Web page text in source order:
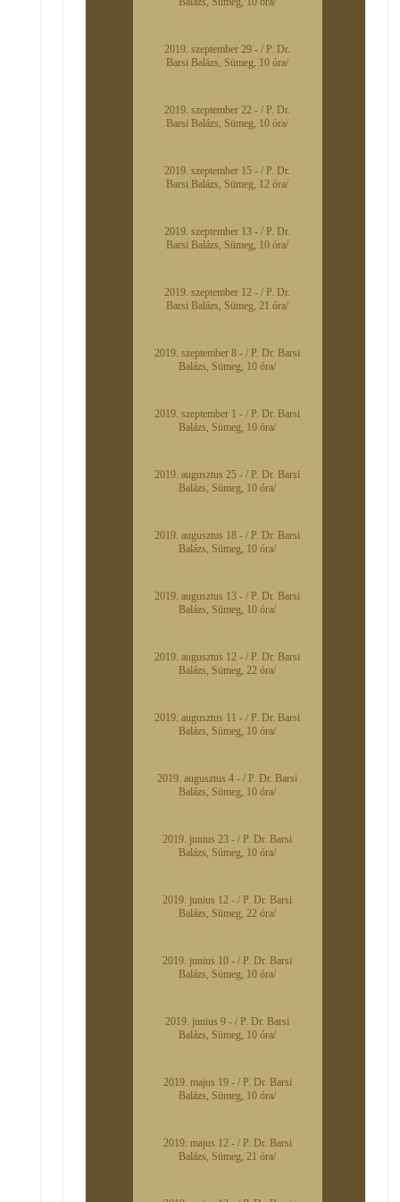
2019. szeptember 29 - / P. Dr.
Barsi Balázs, Sümeg, 10 óra/
2019. szeptember 22 - / P. Dr.
Barsi Balázs, Sümeg, 10 óra/
2019. szeptember 15 - / P. Dr.
Barsi Balázs, Sümeg, 12 óra/
2019. szeptember 13 - / P. Dr.
Barsi Balázs, Sümeg, 10 óra/
2019. szeptember 12 - / P. Dr.
Barsi Balázs, Sümeg, 21 óra/
2019. szeptember 8 - / P. Dr. Barsi
Balázs, Sümeg, 10 óra/
2019. szeptember 1 - / P. Dr. Barsi
Balázs, Sümeg, 10 óra/
2019. augusztus 25 - / P. Dr. Barsi
Balázs, Sümeg, 10 óra/
2019. augusztus 18 - / P. Dr. Barsi
Balázs, Sümeg, 10 óra/
2019. augusztus 13 - / P. Dr. Barsi
Balázs, Sümeg, 10 óra/
2019. augusztus 12 - / P. Dr. Barsi
Balázs, Sümeg, 22 óra/
2019. augusztus 11 - / P. Dr. Barsi
Balázs, Sümeg, 10 óra/
2019. augusztus 4 - / P. Dr. Barsi
Balázs, Sümeg, 10 óra/
2019. junius 23 - / P. Dr. Barsi
Balázs, Sümeg, 10 óra/
2019. junius 12 - / P. Dr. Barsi
Balázs, Sümeg, 22 óra/
2019. junius 10 - / P. Dr. Barsi
Balázs, Sümeg, 10 óra/
2019. junius 9 - / P. Dr. Barsi
Balázs, Sümeg, 10 óra/
2019. majus 19 - / P. Dr. Barsi
Balázs, Sümeg, 10 óra/
2019. majus 12 - / P. Dr. Barsi
Balázs, Sümeg, 21 óra/